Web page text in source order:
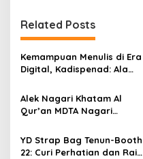
g
a
s
p
o
s
Related Posts
Kemampuan Menulis di Era
Digital, Kadispenad: Ala
Alek Nagari Khatam Al
Qur’an MDTA Nagari
YD Strap Bag Tenun-Booth
22: Curi Perhatian dan Raih